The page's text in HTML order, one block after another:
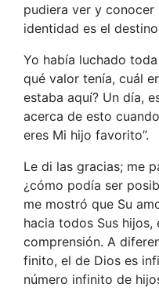
pudiera ver y
identidad es el
Yo había luchado
qué valor tenía, cuál
estaba aquí? Un día,
acerca de esto
eres Mi hijo favorito”.
Le di las gracias; me
¿cómo podía ser
me mostró que Su
hacia todos Sus hijos,
comprensión. A
finito, el de Dios es
número infinito de